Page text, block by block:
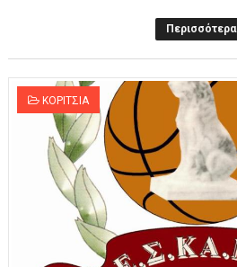
Περισσότερα
ΚΟΡΙΤΣΙΑ